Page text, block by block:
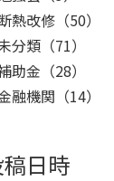
熱改修 （50）
分類 （71）
助金 （28）
融機関 （14）
日時